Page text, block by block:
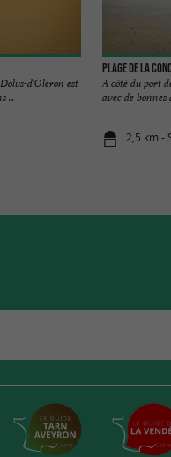
d'Oléron est
...
Plage de la
A côté du port
avec de bonnes
2,5 km -